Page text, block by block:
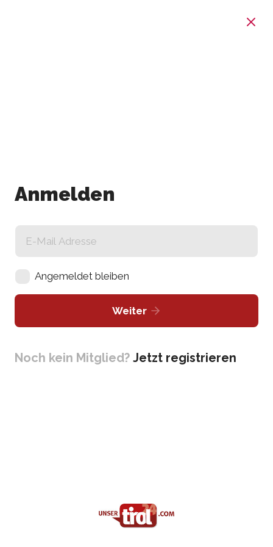
Anmelden
Angemeldet bleiben
Weiter
Noch kein Mitglied? Jetzt registrieren